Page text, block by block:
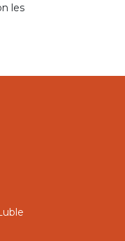
les